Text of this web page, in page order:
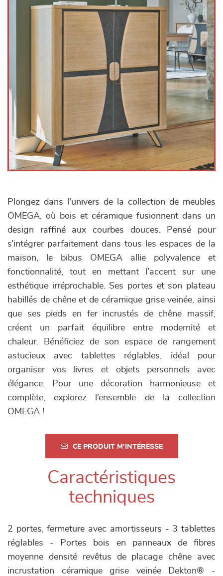
Plongez dans l'univers de la collection de meubles
OMEGA, où bois et céramique fusionnent dans un
design raffiné aux courbes douces. Pensé pour
s’intégrer parfaitement dans tous les espaces de la
maison, le bibus OMEGA allie polyvalence et
fonctionnalité, tout en mettant l’accent sur une
esthétique irréprochable. Ses portes et son plateau
habillés de chêne et de céramique grise veinée, ainsi
que ses pieds en fer incrustés de chêne massif,
créent un parfait équilibre entre modernité et
chaleur. Bénéficiez de son espace de rangement
astucieux avec tablettes réglables, idéal pour
organiser vos livres et objets personnels avec
élégance. Pour une décoration harmonieuse et
complète, explorez l’ensemble de la collection
OMEGA !
CE PRODUIT M'INTÉRESSE
Caractéristiques
techniques
2 portes, fermeture avec amortisseurs - 3 tablettes
réglables - Portes bois en panneaux de fibres
moyenne densité revêtus de placage chêne avec
incrustation céramique grise veinée Dekton® -